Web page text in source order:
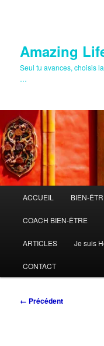
Amazing
Seul tu avances, choisis
…
principal
ACCUEIL BIEN-
COACH BIEN-ÊTRE
ARTICLES Je suis
CONTACT
Navigation
← Précédent